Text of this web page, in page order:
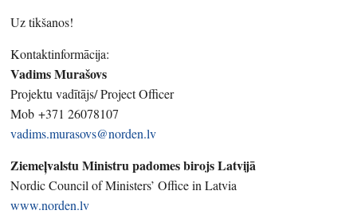
Uz tikšanos!
Kontaktinformācija:
Vadims Murašovs
Projektu vadītājs/ Project Officer
Mob +371 26078107
vadims.murasovs@norden.lv
Ziemeļvalstu Ministru padomes birojs Latvijā
Nordic Council of Ministers’ Office in Latvia
www.norden.lv